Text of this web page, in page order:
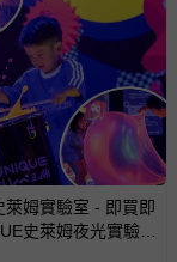
萊姆實驗室 - 即買即
史萊姆夜光實驗室